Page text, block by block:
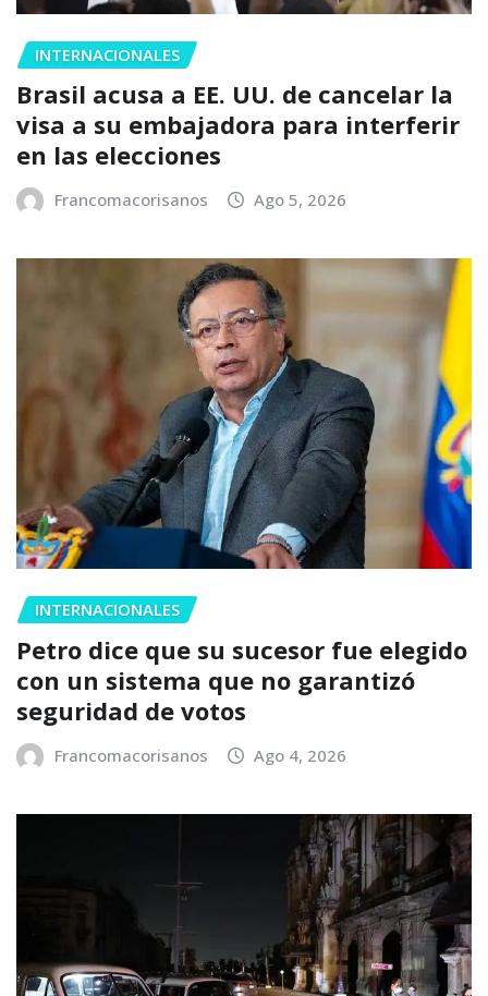
INTERNACIONALES
Brasil acusa a EE. UU. de cancelar la
visa a su embajadora para interferir
en las elecciones
Francomacorisanos Ago 5, 2026
INTERNACIONALES
Petro dice que su sucesor fue elegido
con un sistema que no garantizó
seguridad de votos
Francomacorisanos Ago 4, 2026